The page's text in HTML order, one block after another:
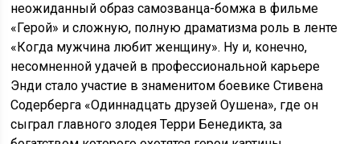
неожиданный образ самозванца-бомжа в фильме
«Герой» и сложную, полную драматизма роль в ленте
«Когда мужчина любит женщину». Ну и, конечно,
несомненной удачей в профессиональной карьере
Энди стало участие в знаменитом боевике Стивена
Содерберга «Одиннадцать друзей Оушена», где он
сыграл главного злодея Терри Бенедикта, за